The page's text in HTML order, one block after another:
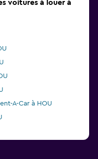
voitures à louer à
A-Car à HOU